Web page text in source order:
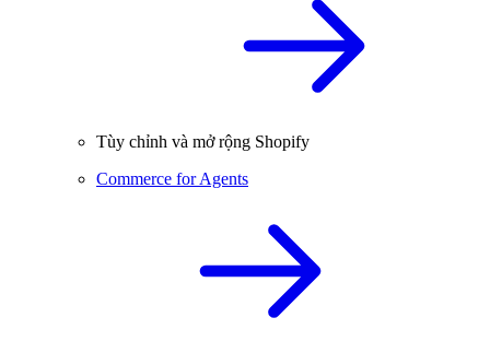
Tùy chỉnh và mở rộng Shopify
Commerce for Agents